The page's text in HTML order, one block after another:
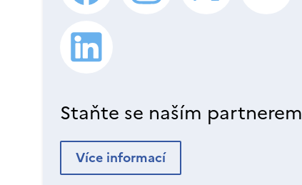
Staňte se naším partnerem
Více informací